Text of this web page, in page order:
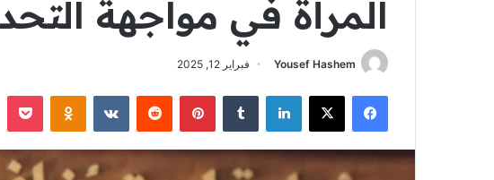
المرأة في مواجهة
Yousef Hashem فبراير 12, 2025
فيسبوك لينكدإن بينتيريست